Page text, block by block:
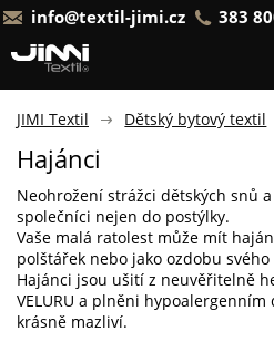
info@textil-jimi.cz 383
JIMI Textil Dětský bytový textil
Hajánci
Neohrožení strážci dětských snů
společníci nejen do postýlky.
Vaše malá ratolest může mít
polštářek nebo jako ozdobu
Hajánci jsou ušití z neuvěřitelně
VELURU a plněni
krásně mazliví.